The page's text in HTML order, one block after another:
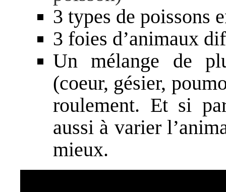
3 types de poissons
3 foies d’animaux
Un mélange de
(coeur, gésier,
roulement. Et si
aussi à varier
mieux.